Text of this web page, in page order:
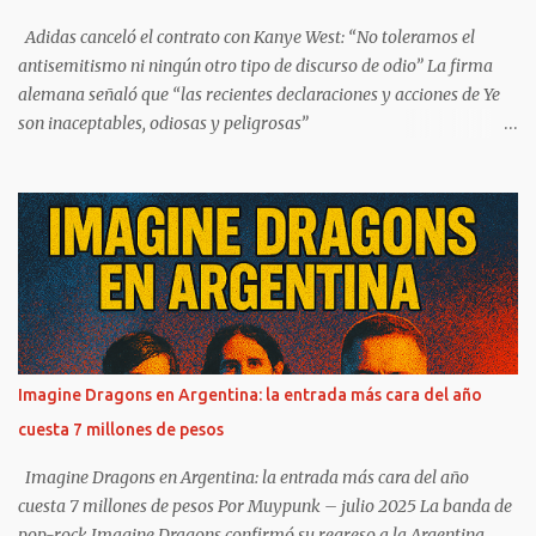
transporte fuente de inspiracion de uno de los nuevos temas de la...
Adidas canceló el contrato con Kanye West: “No toleramos el
antisemitismo ni ningún otro tipo de discurso de odio” La firma
alemana señaló que “las recientes declaraciones y acciones de Ye
son inaceptables, odiosas y peligrosas”
antisemitismo-ni-ningun-otro-tipo-de-discurso-de-odio/ Adidas
cortó su contrato con Kanye West con efecto inmediato por las
recientes declaraciones de carácter antisemita y racista del rapero,
a las que la compañía alemana calificó de “inaceptables”. Según un
comunicado, la empresa “no tolera el antisemitismo ni ningún otro
tipo de discurso de odio” y agregó que “las recientes declaraciones
y acciones de Ye son inaceptables, odiosas y peligrosas”. En el
comunicado, Adidas se refiere a que las declaraciones del rapero
“violan los valores de la empresa como la diversidad y la inclusión,
el respeto mutuo y la equidad. Después de una cuidadosa ...
Imagine Dragons en Argentina: la entrada más cara del año
cuesta 7 millones de pesos
Imagine Dragons en Argentina: la entrada más cara del año
cuesta 7 millones de pesos Por Muypunk – julio 2025 La banda de